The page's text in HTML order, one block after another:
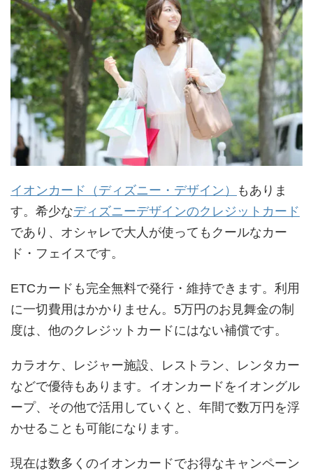
イオンカード（ディズニー・デザイン）
もありま
す。希少なディズニーデザインのクレジットカード
であり、オシャレで大人が使ってもクールなカー
ド・フェイスです。
ETCカードも完全無料で発行・維持できます。利用
に一切費用はかかりません。5万円のお見舞金の制
度は、他のクレジットカードにはない補償です。
カラオケ、レジャー施設、レストラン、レンタカー
などで優待もあります。イオンカードをイオングル
ープ、その他で活用していくと、年間で数万円を浮
かせることも可能になります。
現在は数多くのイオンカードでお得なキャンペーン